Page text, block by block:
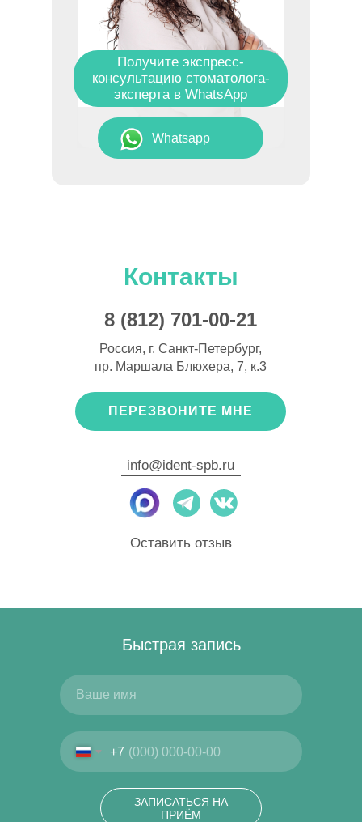
Получите экспресс-
консультацию стоматолога-
эксперта в WhatsApp
Whatsapp
Контакты
Россия, г. Санкт-Петербург,
пр. Маршала Блюхера, 7, к.3
8 (812) 701-00-21
ПЕРЕЗВОНИТЕ МНЕ
info@ident-spb.ru
Оставить отзыв
Быстрая запись
+7
ЗАПИСАТЬСЯ НА
ПРИЁМ